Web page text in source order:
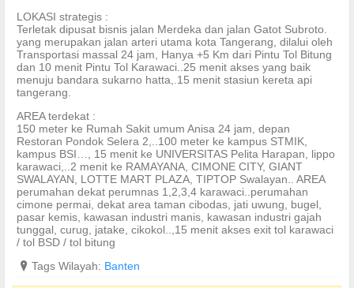
LOKASI strategis :
Terletak dipusat bisnis jalan Merdeka dan jalan Gatot Subroto.
yang merupakan jalan arteri utama kota Tangerang, dilalui oleh
Transportasi massal 24 jam, Hanya +5 Km dari Pintu Tol Bitung
dan 10 menit Pintu Tol Karawaci..25 menit akses yang baik
menuju bandara sukarno hatta,.15 menit stasiun kereta api
tangerang.
AREA terdekat :
150 meter ke Rumah Sakit umum Anisa 24 jam, depan
Restoran Pondok Selera 2,..100 meter ke kampus STMIK,
kampus BSI…, 15 menit ke UNIVERSITAS Pelita Harapan, lippo
karawaci,..2 menit ke RAMAYANA, CIMONE CITY, GIANT
SWALAYAN, LOTTE MART PLAZA, TIPTOP Swalayan.. AREA
perumahan dekat perumnas 1,2,3,4 karawaci..perumahan
cimone permai, dekat area taman cibodas, jati uwung, bugel,
pasar kemis, kawasan industri manis, kawasan industri gajah
tunggal, curug, jatake, cikokol..,15 menit akses exit tol karawaci
/ tol BSD / tol bitung
? Tags Wilayah: Banten